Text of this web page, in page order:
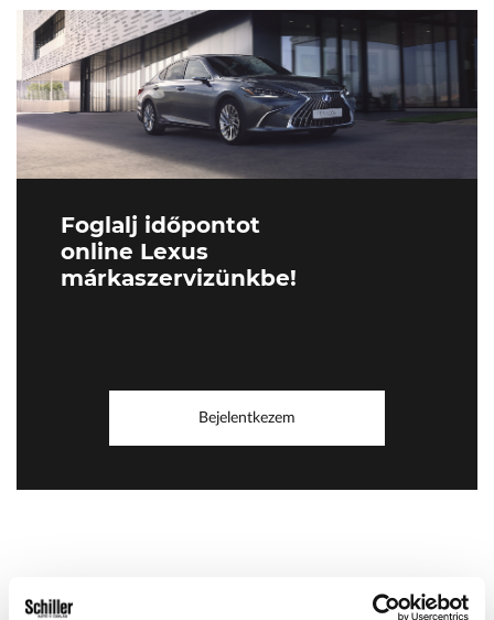
Foglalj időpontot
online Lexus
márkaszervizünkbe!
Bejelentkezem